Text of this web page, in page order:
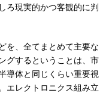
ろ現実的かつ客観的に判
を、全てまとめて主要な
グするということは、市
導体と同じくらい重要視
エレクトロニクス組み立